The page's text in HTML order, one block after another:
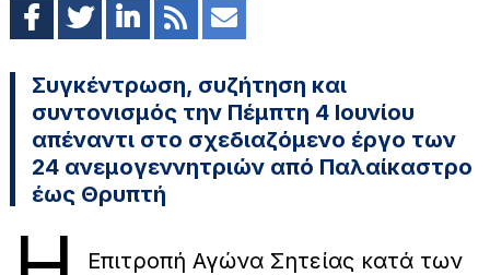
Συγκέντρωση, συζήτηση και
συντονισμός την Πέμπτη 4 Ιουνίου
απέναντι στο σχεδιαζόμενο έργο των
24 ανεμογεννητριών από Παλαίκαστρο
έως Θρυπτή
Επιτροπή Αγώνα Σητείας κατά των